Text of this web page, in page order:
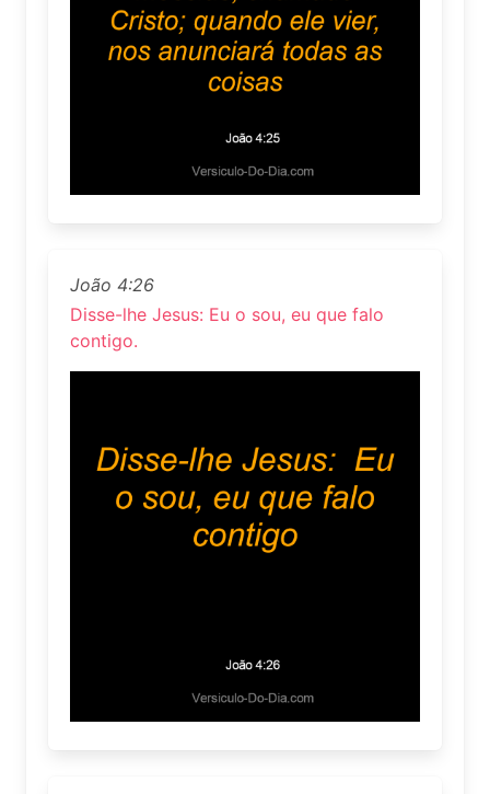
João 4:26
Disse-lhe Jesus: Eu o sou, eu que falo
contigo.